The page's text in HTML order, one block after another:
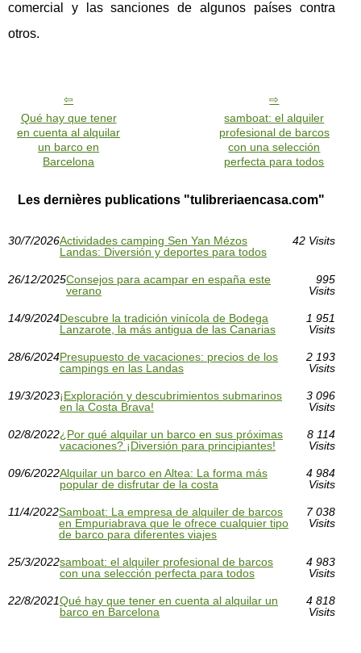
comercial y las sanciones de algunos países contra
otros.
Qué hay que tener
en cuenta al alquilar
un barco en
Barcelona
samboat: el alquiler
profesional de barcos
con una selección
perfecta para todos
Les dernières publications "tulibreriaencasa.com"
30/7/2026Actividades camping Sen Yan Mézos
Landas: Diversión y deportes para todos
42 Visits
26/12/2025Consejos para acampar en españa este
verano
995
Visits
14/9/2024Descubre la tradición vinícola de Bodega
Lanzarote, la más antigua de las Canarias
1 951
Visits
28/6/2024Presupuesto de vacaciones: precios de los
campings en las Landas
2 193
Visits
19/3/2023¡Exploración y descubrimientos submarinos
en la Costa Brava!
3 096
Visits
02/8/2022¿Por qué alquilar un barco en sus próximas
vacaciones? ¡Diversión para principiantes!
8 114
Visits
09/6/2022Alquilar un barco en Altea: La forma más
popular de disfrutar de la costa
4 984
Visits
11/4/2022Samboat: La empresa de alquiler de barcos
en Empuriabrava que le ofrece cualquier tipo
de barco para diferentes viajes
7 038
Visits
25/3/2022samboat: el alquiler profesional de barcos
con una selección perfecta para todos
4 983
Visits
22/8/2021Qué hay que tener en cuenta al alquilar un
barco en Barcelona
4 818
Visits